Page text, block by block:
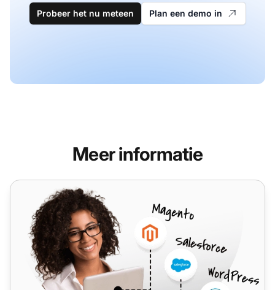
Probeer het nu meteen Plan een demo in
Meer informatie
Sipgate